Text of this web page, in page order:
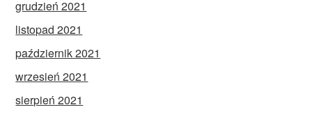
grudzień 2021
listopad 2021
październik 2021
wrzesień 2021
sierpień 2021